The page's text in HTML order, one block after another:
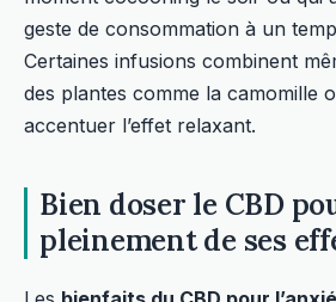
geste de consommation à un
Certaines infusions combinent
des plantes comme la camomille
accentuer l’effet relaxant.
Bien doser le CBD
pleinement de ses